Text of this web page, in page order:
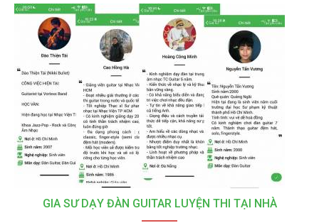
GIA SƯ DẠY ĐÀN GUITAR LUYỆN THI TẠI NHÀ